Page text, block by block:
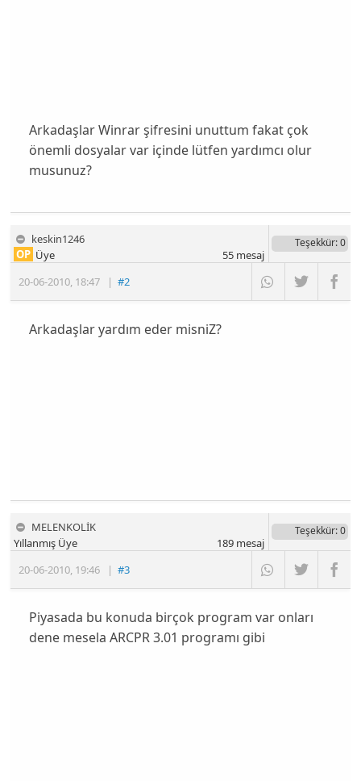
Arkadaşlar Winrar şifresini unuttum fakat çok
önemli dosyalar var içinde lütfen yardımcı olur
musunuz?
keskin1246
20-06-2010, 18:47 |#2
OP Üye
Teşekkür: 0
55mesaj
Arkadaşlar yardım eder misniZ?
MELENKOLİK
20-06-2010, 19:46 |#3
Yıllanmış Üye
Teşekkür: 0
189mesaj
Piyasada bu konuda birçok program var onları
dene mesela ARCPR 3.01 programı gibi